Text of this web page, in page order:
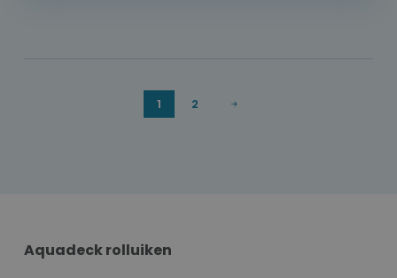
1 2
Aquadeck rolluiken